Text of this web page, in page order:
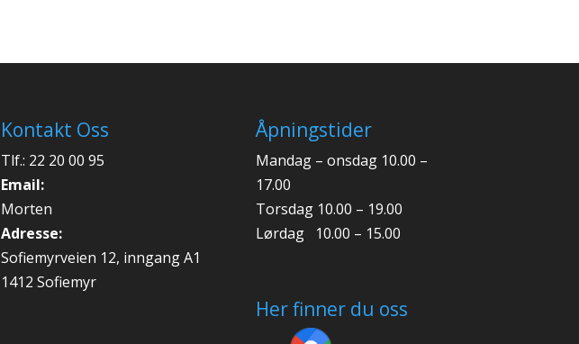
Kontakt Oss
Tlf.: 22 20 00 95
Email:
Morten
Adresse:
Sofiemyrveien 12, inngang A1
1412 Sofiemyr
Åpningstider
Mandag – onsdag 10.00 –
17.00
Torsdag 10.00 – 19.00
Lørdag 10.00 – 15.00
Her finner du oss